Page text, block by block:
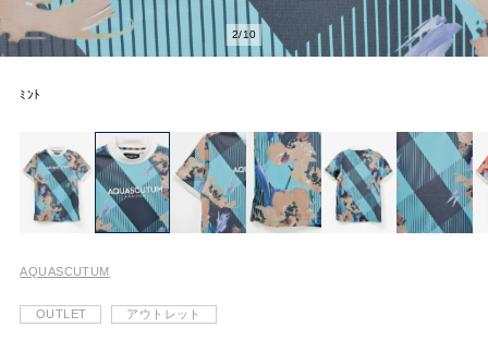
2/10
ﾐﾝﾄ
AQUASCUTUM
OUTLET アウトレット